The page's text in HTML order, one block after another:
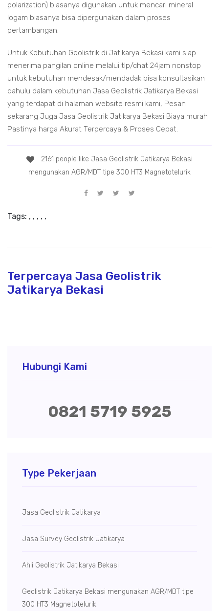
polarization) biasanya digunakan untuk mencari mineral
logam biasanya bisa dipergunakan dalam proses
pertambangan.
Untuk Kebutuhan Geolistrik di Jatikarya Bekasi kami siap
menerima pangilan online melalui tlp/chat 24jam nonstop
untuk kebutuhan mendesak/mendadak bisa konsultasikan
dahulu dalam kebutuhan Jasa Geolistrik Jatikarya Bekasi
yang terdapat di halaman website resmi kami, Pesan
sekarang Juga Jasa Geolistrik Jatikarya Bekasi Biaya murah
Pastinya harga Akurat Terpercaya & Proses Cepat.
2161 people like Jasa Geolistrik Jatikarya Bekasi
mengunakan AGR/MDT tipe 300 HT3 Magnetotelurik
Tags: , , , , ,
Terpercaya Jasa Geolistrik
Jatikarya Bekasi
Hubungi Kami
0821 5719 5925
Type Pekerjaan
Jasa Geolistrik Jatikarya
Jasa Survey Geolistrik Jatikarya
Ahli Geolistrik Jatikarya Bekasi
Geolistrik Jatikarya Bekasi mengunakan AGR/MDT tipe
300 HT3 Magnetotelurik